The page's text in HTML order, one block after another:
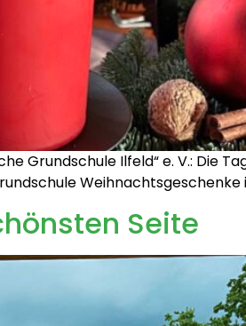
Grundschule Ilfeld“ e. V.: Die
Weihnachtsgeschenke
Seite